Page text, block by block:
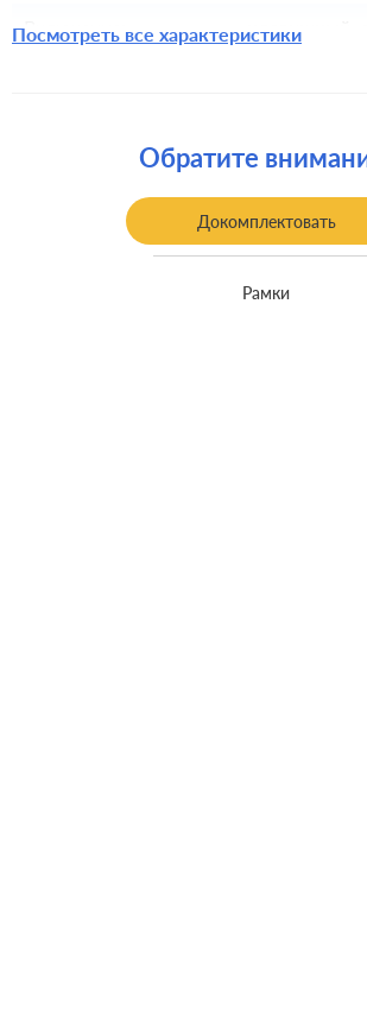
Посмотреть все характеристики
Включение: клавишный, с
Класс защиты:
Обратите
Докомплектовать
Рамки